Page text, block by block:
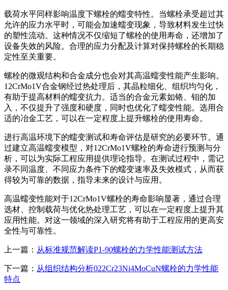
载荷水平同样影响温度下螺栓的蠕变特性。当螺栓承受超过其
允许的应力水平时，可能会加速蠕变现象，导致材料发生过快
的塑性流动。这种情况不仅缩短了螺栓的使用寿命，还增加了
设备失效的风险。合理的应力分配及计算对保持螺栓的长期稳
定性至关重要。
螺栓的微观结构和合金成分也会对其高温蠕变性能产生影响。
12CrMo1V合金钢经过热处理后，其晶粒细化、组织均匀化，
有助于提高材料的蠕变抗力。适当的合金元素如铬、钼的加
入，不仅提升了强度和硬度，同时也优化了蠕变性能。选用合
适的冶金工艺，可以在一定程度上提升螺栓的使用寿命。
进行高温环境下的蠕变测试和寿命评估是研究的必要环节。通
过建立高温蠕变模型，对12CrMo1V螺栓的寿命进行预测与分
析，可以为实际工程应用提供理论指导。在测试过程中，需记
录不同温度、不同应力条件下的蠕变速率及失效模式，从而获
得较为可靠的数据，指导未来的设计与应用。
高温蠕变性能对于12CrMo1V螺栓的寿命影响显著，通过合理
选材、控制载荷与优化热处理工艺，可以在一定程度上提升其
应用性能。对这一领域的深入研究将有助于工程应用的更高安
全性与可靠性。
上一篇： 从标准规范解读P1-90螺栓的力学性能测试方法
下一篇： 从组织结构分析022Cr23Ni4MoCuN螺栓的力学性能
特点